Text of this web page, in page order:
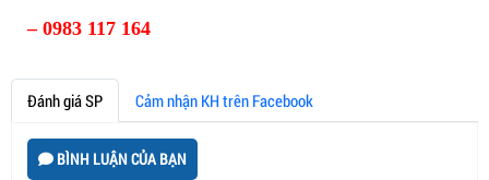
– 0983 117 164
Đánh giá SP Cảm nhận KH trên Facebook
BÌNH LUẬN CỦA BẠN